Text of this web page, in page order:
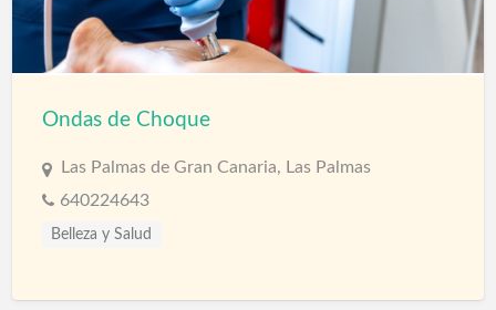
Ondas de Choque
Las Palmas de Gran Canaria, Las Palmas
640224643
Belleza y Salud